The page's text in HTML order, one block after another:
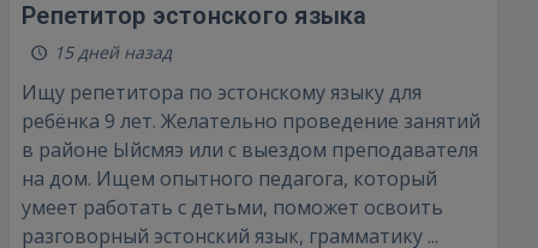
Войти
ВОЙТИ
Репетитор эстонского языка
15 дней назад
Ищу репетитора по эстонскому языку для
ребёнка 9 лет. Желательно проведение занятий
в районе Ыйсмяэ или с выездом преподавателя
на дом. Ищем опытного педагога, который
умеет работать с детьми, поможет освоить
разговорный эстонский язык, грамматику ...